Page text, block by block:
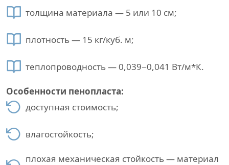
толщина материала — 5 или 10 см;
плотность — 15 кг/куб. м;
теплопроводность — 0,039−0,041 Вт/м*К.
Особенности пенопласта:
доступная стоимость;
влагостойкость;
плохая механическая стойкость — материал